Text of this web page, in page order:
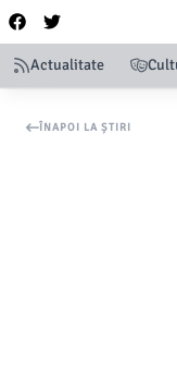
Actualitate
ÎNAPOI LA ȘTIRI